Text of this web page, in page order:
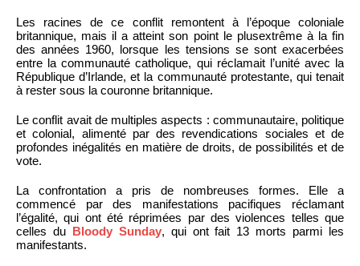
Les racines de ce conflit remontent à l’époque coloniale
britannique, mais il a atteint son point le plusextrême à la fin
des années 1960, lorsque les tensions se sont exacerbées
entre la communauté catholique, qui réclamait l’unité avec la
République d’Irlande, et la communauté protestante, qui tenait
à rester sous la couronne britannique.
Le conflit avait de multiples aspects : communautaire, politique
et colonial, alimenté par des revendications sociales et de
profondes inégalités en matière de droits, de possibilités et de
vote.
La confrontation a pris de nombreuses formes. Elle a
commencé par des manifestations pacifiques réclamant
l’égalité, qui ont été réprimées par des violences telles que
celles du Bloody Sunday, qui ont fait 13 morts parmi les
manifestants.